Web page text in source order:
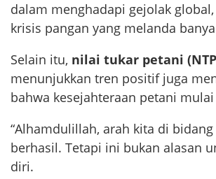
dalam menghadapi gejolak
krisis pangan yang melanda
Selain itu, nilai tukar petani
menunjukkan tren positif juga
bahwa kesejahteraan petani
“Alhamdulillah, arah kita di
berhasil. Tetapi ini bukan alasan
diri.